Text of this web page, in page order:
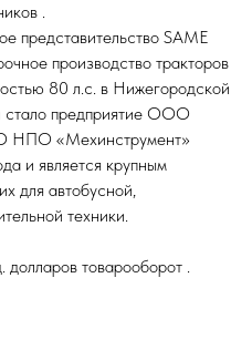
.
представительство SAME
производство тракторов
80 л.с. в Нижегородской
стало предприятие ООО
«Мехинструмент»
и является крупным
для автобусной,
техники.
долларов товарооборот .